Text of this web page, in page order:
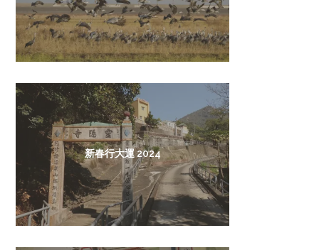
新春行大運 2024